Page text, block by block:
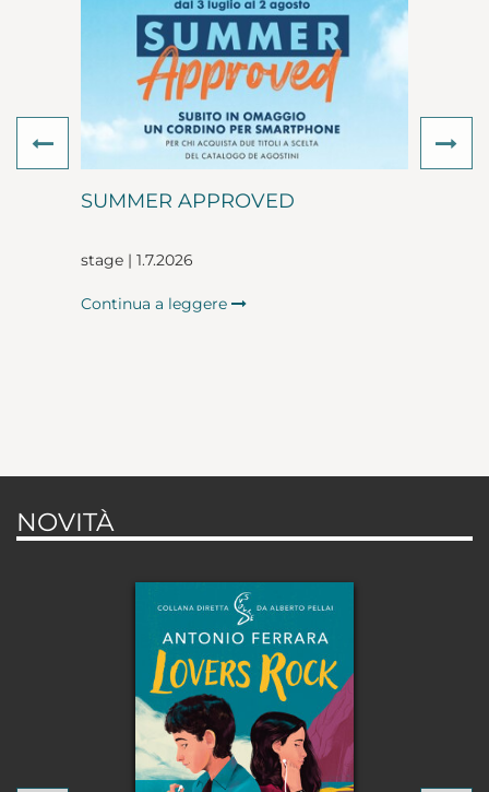
SUMMER APPROVED
stage | 1.7.2026
Continua a leggere
Previous
NOVITÀ